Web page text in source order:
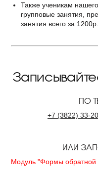
Также ученикам
групповые занятия,
занятия всего за
ПО
+7 (3822) 33-
ИЛИ
Модуль "Формы обратной